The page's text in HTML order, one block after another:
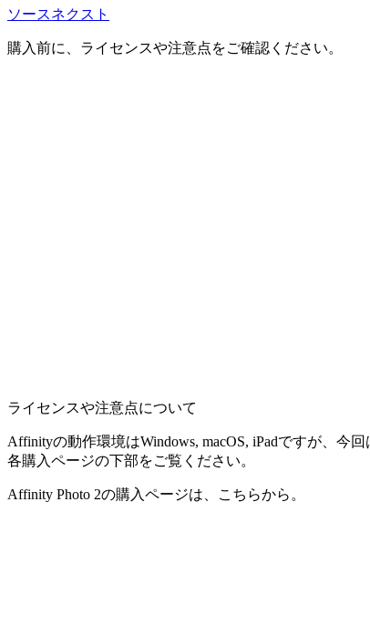
ソースネクスト
購入前に、ライセンスや注意点をご確認ください。
ライセンスや注意点について
Affinityの動作環境はWindows, macOS, iPadですが、今
各購入ページの下部をご覧ください。
Affinity Photo 2の購入ページは、こちらから。